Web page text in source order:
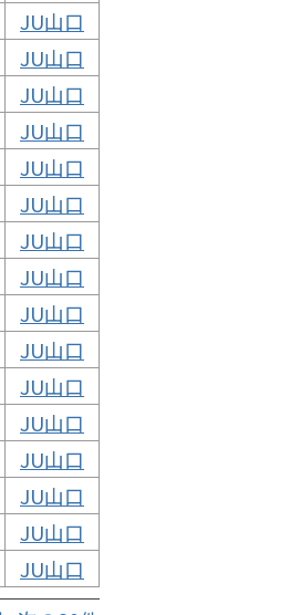
JU山口
JU山口
JU山口
JU山口
JU山口
JU山口
JU山口
JU山口
JU山口
JU山口
JU山口
JU山口
JU山口
JU山口
JU山口
JU山口